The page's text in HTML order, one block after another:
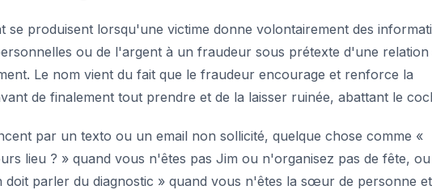
se produisent lorsqu'une victime donne volontairement des
ou de l'argent à un fraudeur sous prétexte d'une relation
Le nom vient du fait que le fraudeur encourage et renforce la
de finalement tout prendre et de la laisser ruinée, abattant le
par un texto ou un email non sollicité, quelque chose comme «
lieu ? » quand vous n'êtes pas Jim ou n'organisez pas de fête, ou
parler du diagnostic » quand vous n'êtes la sœur de personne